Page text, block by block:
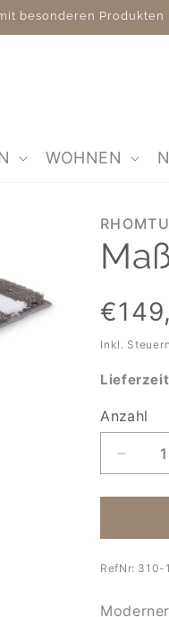
besonderen Produkten
WOHNEN
Inkl.
Anzahl
Anzahl
die
Menge
Maß-
RefNr: 310-